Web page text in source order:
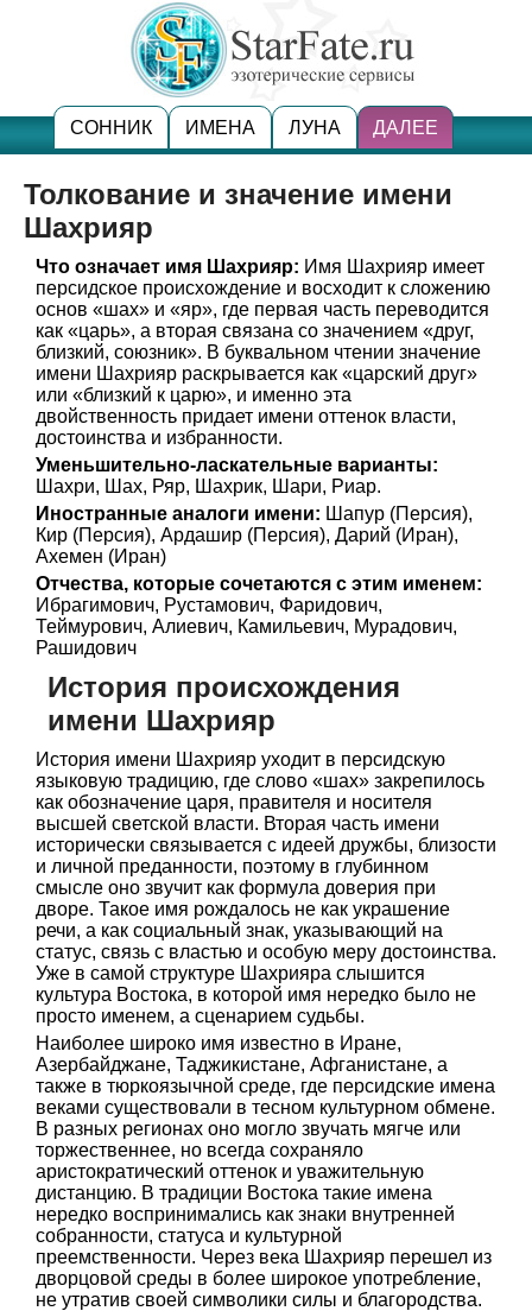
СОННИК ИМЕНА ЛУНА ДАЛЕЕ
Толкование и значение имени
Шахрияр
Что означает имя Шахрияр: Имя Шахрияр имеет
персидское происхождение и восходит к сложению
основ «шах» и «яр», где первая часть переводится
как «царь», а вторая связана со значением «друг,
близкий, союзник». В буквальном чтении значение
имени Шахрияр раскрывается как «царский друг»
или «близкий к царю», и именно эта
двойственность придает имени оттенок власти,
достоинства и избранности.
Уменьшительно-ласкательные варианты:
Шахри, Шах, Ряр, Шахрик, Шари, Риар.
Иностранные аналоги имени: Шапур (Персия),
Кир (Персия), Ардашир (Персия), Дарий (Иран),
Ахемен (Иран)
Отчества, которые сочетаются с этим именем:
Ибрагимович, Рустамович, Фаридович,
Теймурович, Алиевич, Камильевич, Мурадович,
Рашидович
История происхождения
имени Шахрияр
История имени Шахрияр уходит в персидскую
языковую традицию, где слово «шах» закрепилось
как обозначение царя, правителя и носителя
высшей светской власти. Вторая часть имени
исторически связывается с идеей дружбы, близости
и личной преданности, поэтому в глубинном
смысле оно звучит как формула доверия при
дворе. Такое имя рождалось не как украшение
речи, а как социальный знак, указывающий на
статус, связь с властью и особую меру достоинства.
Уже в самой структуре Шахрияра слышится
культура Востока, в которой имя нередко было не
просто именем, а сценарием судьбы.
Наиболее широко имя известно в Иране,
Азербайджане, Таджикистане, Афганистане, а
также в тюркоязычной среде, где персидские имена
веками существовали в тесном культурном обмене.
В разных регионах оно могло звучать мягче или
торжественнее, но всегда сохраняло
аристократический оттенок и уважительную
дистанцию. В традиции Востока такие имена
нередко воспринимались как знаки внутренней
собранности, статуса и культурной
преемственности. Через века Шахрияр перешел из
дворцовой среды в более широкое употребление,
не утратив своей символики силы и благородства.